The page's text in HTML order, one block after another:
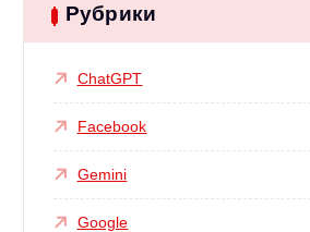
Рубрики
ChatGPT
Facebook
Gemini
Google